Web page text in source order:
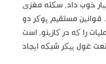
خوب داد, سکته مغزی
مستقیم پوکر دو
را که در کازینو, است